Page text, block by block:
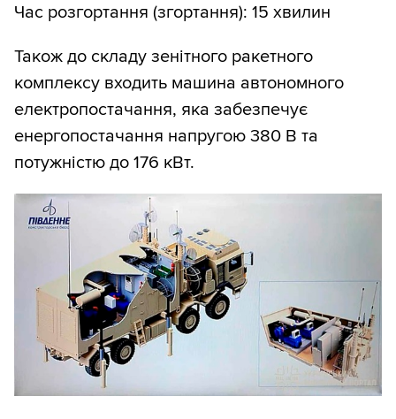
Час розгортання (згортання): 15 хвилин
Також до складу зенітного ракетного
комплексу входить машина автономного
електропостачання, яка забезпечує
енергопостачання напругою 380 В та
потужністю до 176 кВт.